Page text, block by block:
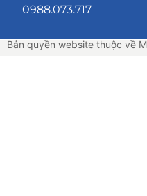
0988.073.717
Bản quyền website thuộc về